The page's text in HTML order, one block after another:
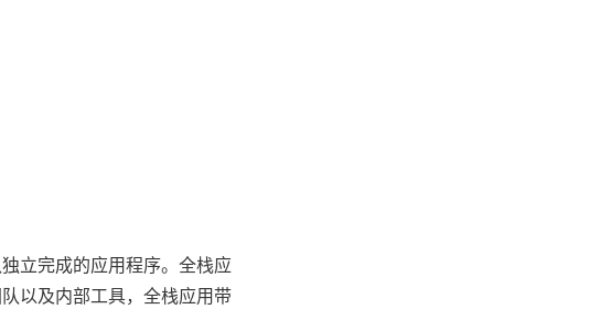
立完成的应用程序。全栈应
以及内部工具，全栈应用带